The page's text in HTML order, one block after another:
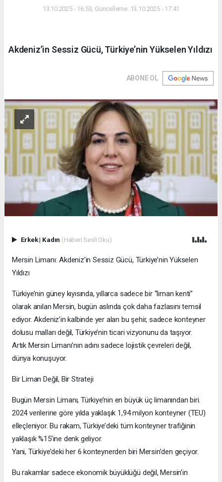
13.10.2025 - 16:53, Güncelleme: 13.10.2025 - 17:41
Akdeniz’in Sessiz Gücü, Türkiye’nin Yükselen Yıldızı
ABONE OL
Erkek| Kadın (Haberi Sesli Oku)
Mersin Limanı: Akdeniz’in Sessiz Gücü, Türkiye’nin Yükselen
Yıldızı
Türkiye’nin güney kıyısında, yıllarca sadece bir “liman kenti”
olarak anılan Mersin, bugün aslında çok daha fazlasını temsil
ediyor. Akdeniz’in kalbinde yer alan bu şehir, sadece konteyner
dolusu malları değil, Türkiye’nin ticari vizyonunu da taşıyor.
Artık Mersin Limanı’nın adını sadece lojistik çevreleri değil,
dünya konuşuyor.
Bir Liman Değil, Bir Strateji
Bugün Mersin Limanı, Türkiye’nin en büyük üç limanından biri.
2024 verilerine göre yılda yaklaşık 1,94 milyon konteyner (TEU)
elleçleniyor. Bu rakam, Türkiye’deki tüm konteyner trafiğinin
yaklaşık %15’ine denk geliyor.
Yani, Türkiye’deki her 6 konteynerden biri Mersin’den geçiyor.
Bu rakamlar sadece ekonomik büyüklüğü değil, Mersin’in